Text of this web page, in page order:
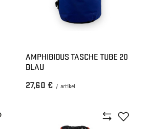
AMPHIBIOUS TASCHE TUBE 20
BLAU
27,60 € / artikel